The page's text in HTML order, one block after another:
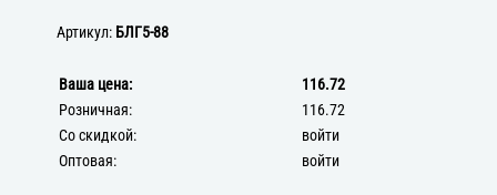
Артикул: БЛГ5-88
Ваша цена:
116.72
Розничная:
116.72
Со скидкой:
войти
Оптовая:
войти